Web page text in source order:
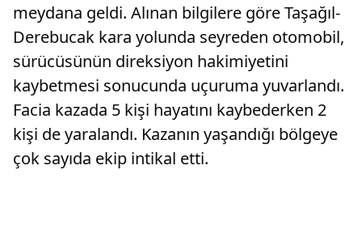
meydana geldi. Alınan bilgilere göre Taşağıl-
Derebucak kara yolunda seyreden otomobil,
sürücüsünün direksiyon hakimiyetini
kaybetmesi sonucunda uçuruma yuvarlandı.
Facia kazada 5 kişi hayatını kaybederken 2
kişi de yaralandı. Kazanın yaşandığı bölgeye
çok sayıda ekip intikal etti.